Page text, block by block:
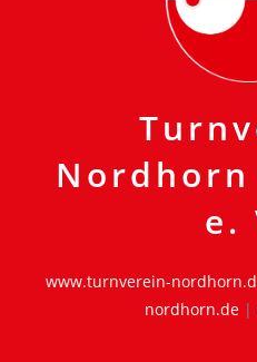
Nordhorn
e.
www.turnverein-
nordhorn.de |